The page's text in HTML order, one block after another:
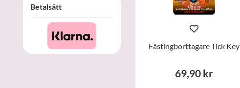
Betalsätt
Fästingborttagare Tick Key
69,90 kr